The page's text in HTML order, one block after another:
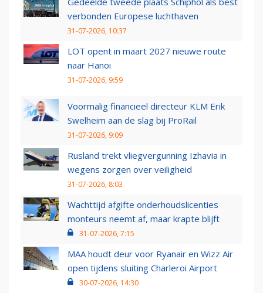
verbonden Europese luchthaven
31-07-2026, 10:37
LOT opent in maart 2027 nieuwe route
naar Hanoi
31-07-2026, 9:59
Voormalig financieel directeur KLM Erik
Swelheim aan de slag bij ProRail
31-07-2026, 9:09
Rusland trekt vliegvergunning Izhavia in
wegens zorgen over veiligheid
31-07-2026, 8:03
Wachttijd afgifte onderhoudslicenties
monteurs neemt af, maar krapte blijft
31-07-2026, 7:15
MAA houdt deur voor Ryanair en Wizz Air
open tijdens sluiting Charleroi Airport
30-07-2026, 14:30